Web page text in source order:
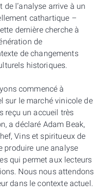
l’analyse arrive à un
cathartique –
dernière cherche à
de
de changements
historiques.
commencé à
sur le marché vinicole de
reçu un accueil très
a déclaré Adam Beak,
Vins et spiritueux de
produire une analyse
qui permet aux lecteurs
Nous nous attendons
dans le contexte actuel.